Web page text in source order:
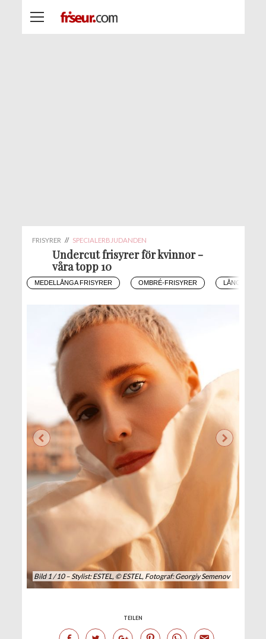
FRISYRER // SPECIALERBJUDANDEN
Undercut frisyrer för kvinnor -
våra topp 10
MEDELLÅNGA FRISYRER OMBRÉ-FRISYRER LÅNGA
Bild 1 / 10 – Stylist: ESTEL, © ESTEL, Fotograf: Georgiy Semenov
TEILEN